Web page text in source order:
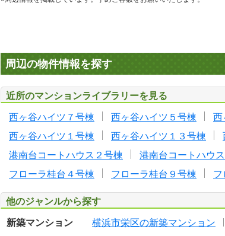
周辺の物件情報を探す
近所のマンションライブラリーを見る
西ヶ谷ハイツ７号棟 西ヶ谷ハイツ５号棟 西
西ヶ谷ハイツ１号棟
西ヶ谷ハイツ１３号棟
港南台コートハウス２号棟
港南台コートハウ
フローラ桂台４号棟
フローラ桂台９号棟 フ
他のジャンルから探す
新築マンション 横浜市栄区の新築マンション